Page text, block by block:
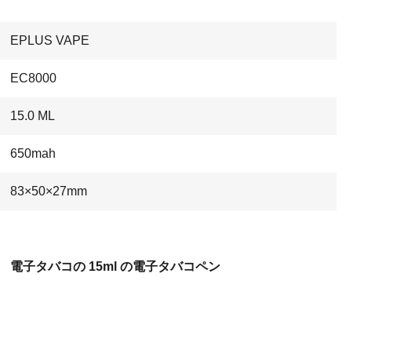
EPLUS VAPE
EC8000
15.0 ML
650mah
83×50×27mm
電子タバコの 15ml の電子タバコペン